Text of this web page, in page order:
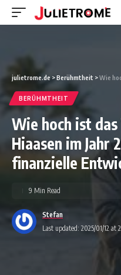
julietrome.de >Berühmtheit >Wie hoch ist
BERÜHMTHEIT
Wie hoch ist
Hiaasen im Jahr
finanzielle
Last updated: 2025/01/12 at
Stefan
9 Min Read